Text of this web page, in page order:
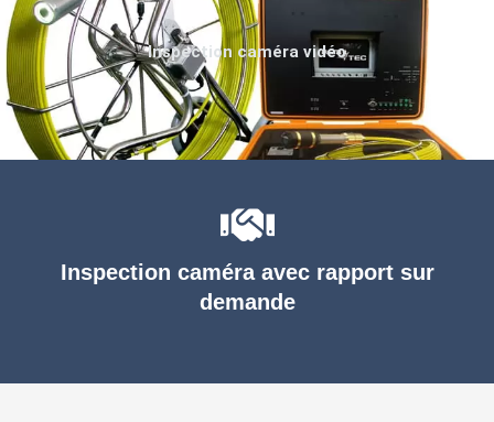
Inspection caméra avec rapport sur
demande
Inspection caméra vidéo